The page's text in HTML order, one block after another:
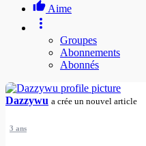
Aime
Groupes
Abonnements
Abonnés
Dazzywu a crée un nouvel article
3 ans